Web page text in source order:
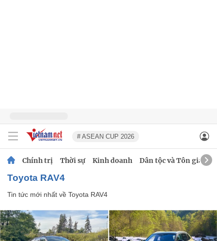
# ASEAN CUP 2026
Chính trị Thời sự Kinh doanh Dân tộc và Tôn giáo
Toyota RAV4
Tin tức mới nhất về Toyota RAV4